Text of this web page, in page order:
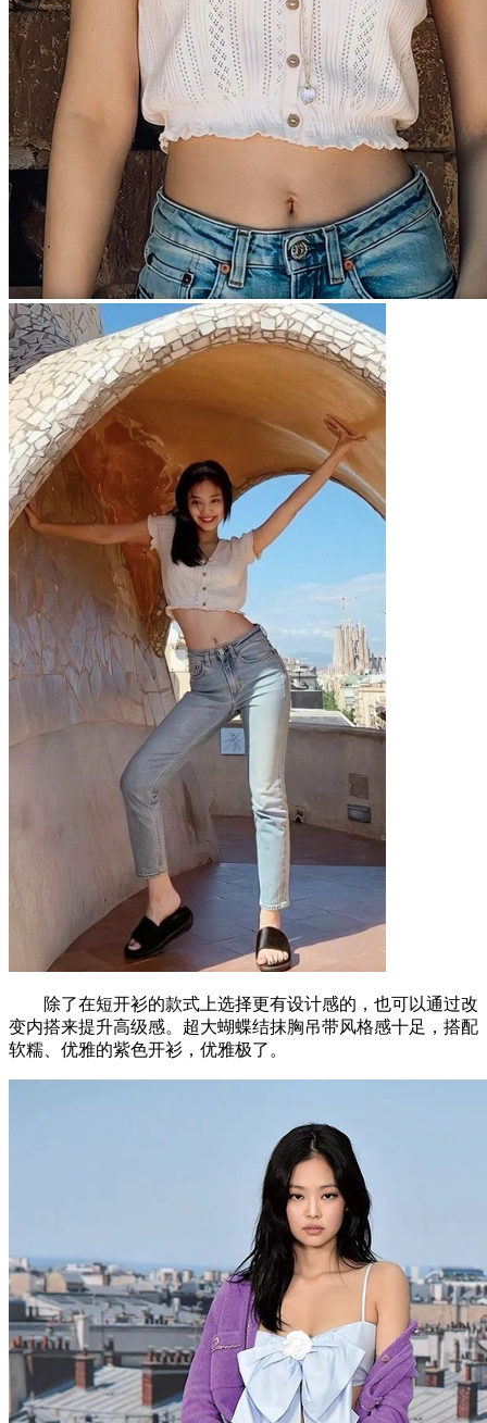
除了在短开衫的款式上选择更有设计感的，也可以通过改
变内搭来提升高级感。超大蝴蝶结抹胸吊带风格感十足，搭配
软糯、优雅的紫色开衫，优雅极了。